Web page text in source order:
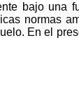
bajo una
normas
En el